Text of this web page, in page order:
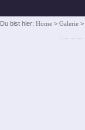
Du bist hier: Home > Galerie >